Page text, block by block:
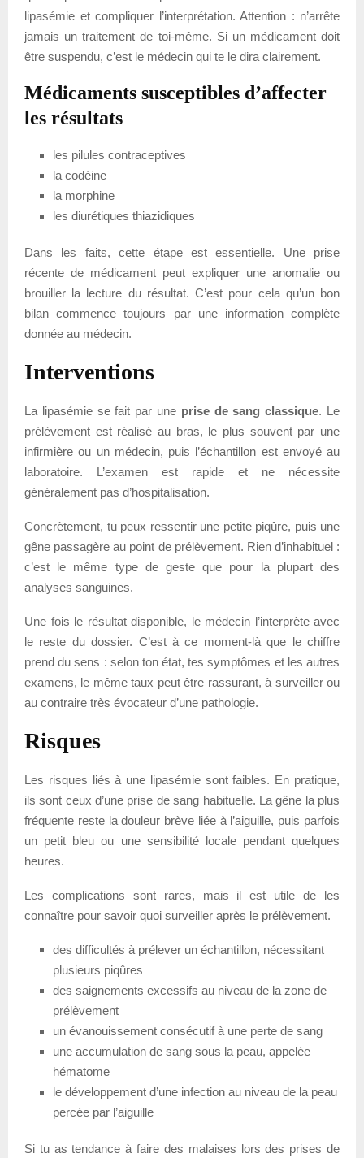
lipasémie et compliquer l’interprétation. Attention : n’arrête
jamais un traitement de toi-même. Si un médicament doit
être suspendu, c’est le médecin qui te le dira clairement.
Médicaments susceptibles d’affecter
les résultats
les pilules contraceptives
la codéine
la morphine
les diurétiques thiazidiques
Dans les faits, cette étape est essentielle. Une prise
récente de médicament peut expliquer une anomalie ou
brouiller la lecture du résultat. C’est pour cela qu’un bon
bilan commence toujours par une information complète
donnée au médecin.
Interventions
La lipasémie se fait par une prise de sang classique. Le
prélèvement est réalisé au bras, le plus souvent par une
infirmière ou un médecin, puis l’échantillon est envoyé au
laboratoire. L’examen est rapide et ne nécessite
généralement pas d’hospitalisation.
Concrètement, tu peux ressentir une petite piqûre, puis une
gêne passagère au point de prélèvement. Rien d’inhabituel :
c’est le même type de geste que pour la plupart des
analyses sanguines.
Une fois le résultat disponible, le médecin l’interprète avec
le reste du dossier. C’est à ce moment-là que le chiffre
prend du sens : selon ton état, tes symptômes et les autres
examens, le même taux peut être rassurant, à surveiller ou
au contraire très évocateur d’une pathologie.
Risques
Les risques liés à une lipasémie sont faibles. En pratique,
ils sont ceux d’une prise de sang habituelle. La gêne la plus
fréquente reste la douleur brève liée à l’aiguille, puis parfois
un petit bleu ou une sensibilité locale pendant quelques
heures.
Les complications sont rares, mais il est utile de les
connaître pour savoir quoi surveiller après le prélèvement.
des difficultés à prélever un échantillon, nécessitant
plusieurs piqûres
des saignements excessifs au niveau de la zone de
prélèvement
un évanouissement consécutif à une perte de sang
une accumulation de sang sous la peau, appelée
hématome
le développement d’une infection au niveau de la peau
percée par l’aiguille
Si tu as tendance à faire des malaises lors des prises de